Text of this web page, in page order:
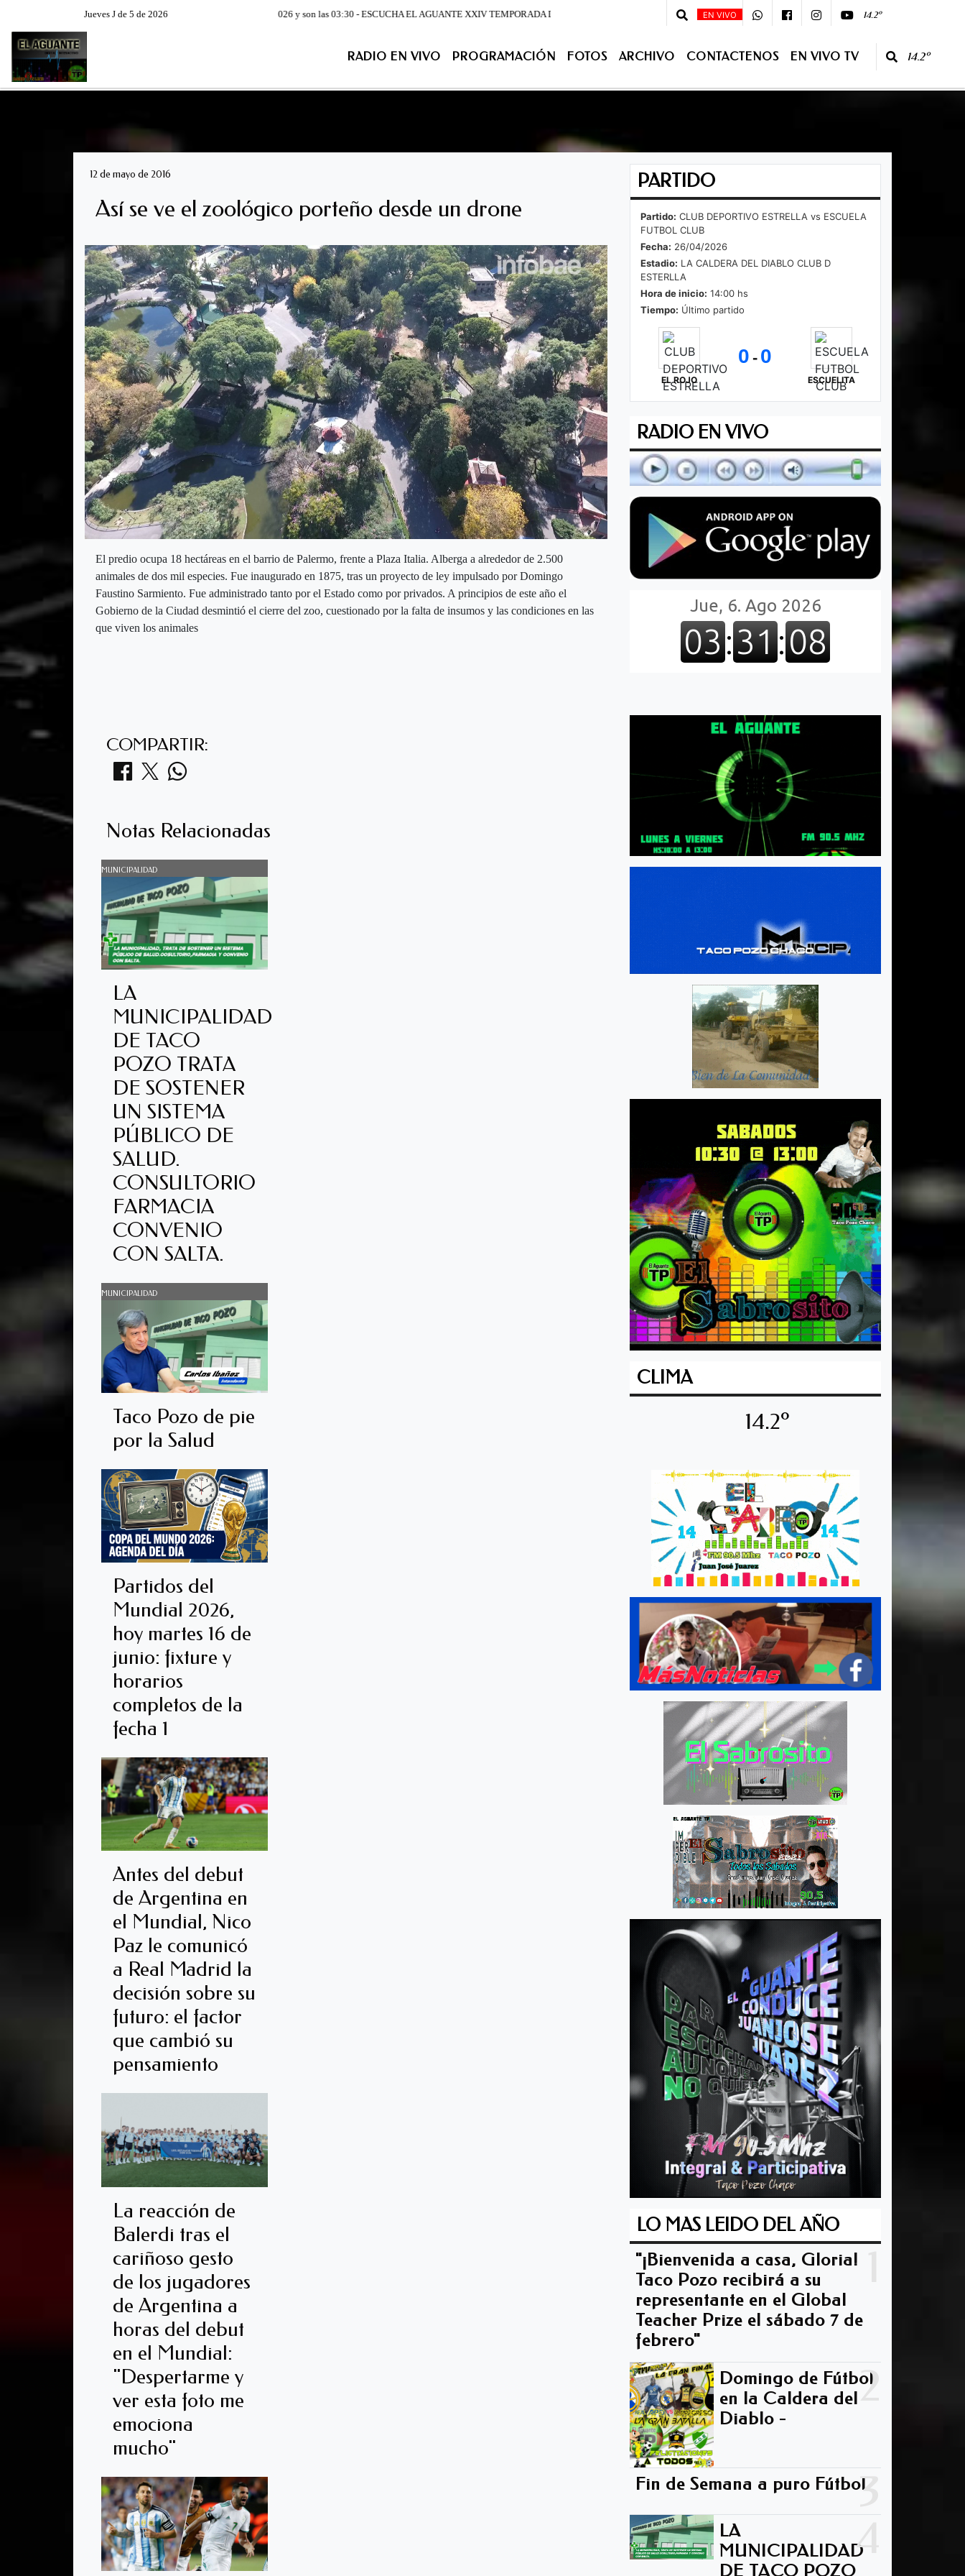
Jueves J de 5 de 2026
Hoy es Jueves 6 de Agosto de 2026 y son las 03:30 - ESCUCHA EL AGUANTE XXIV TEMPORADA DE LUNES A VIERNES DESDE LA 07:00 - 08 :00 - Primera Edición - 10:00 - 13:00 Segunda Edición -
EN VIVO 14.2º
PROGRAMACIÓN FOTOS ARCHIVO CONTACTENOS EN VIVO TV
RADIO EN VIVO PROGRAMACIÓN FOTOS ARCHIVO CONTACTENOS EN VIVO TV 14.2º
12 de mayo de 2016
Así se ve el zoológico porteño desde un drone
El predio ocupa 18 hectáreas en el barrio de Palermo, frente a Plaza Italia. Alberga a alrededor de 2.500
animales de dos mil especies. Fue inaugurado en 1875, tras un proyecto de ley impulsado por Domingo
Faustino Sarmiento. Fue administrado tanto por el Estado como por privados. A principios de este año el
Gobierno de la Ciudad desmintió el cierre del zoo, cuestionado por la falta de insumos y las condiciones en las
que viven los animales
COMPARTIR:
Notas Relacionadas
MUNICIPALIDAD
LA
MUNICIPALIDAD
DE TACO
POZO TRATA
DE SOSTENER
UN SISTEMA
PÚBLICO DE
SALUD.
CONSULTORIO
FARMACIA
CONVENIO
CON SALTA.
MUNICIPALIDAD
Taco Pozo de pie
por la Salud
Partidos del
Mundial 2026,
hoy martes 16 de
junio: fixture y
horarios
completos de la
fecha 1
Antes del debut
de Argentina en
el Mundial, Nico
Paz le comunicó
a Real Madrid la
decisión sobre su
futuro: el factor
que cambió su
pensamiento
La reacción de
Balerdi tras el
cariñoso gesto
de los jugadores
de Argentina a
horas del debut
en el Mundial:
"Despertarme y
ver esta foto me
emociona
mucho"
PARTIDO
Partido: CLUB DEPORTIVO ESTRELLA vs ESCUELA
FUTBOL CLUB
Fecha: 26/04/2026
Estadio: LA CALDERA DEL DIABLO CLUB D
ESTERLLA
Hora de inicio: 14:00 hs
Tiempo: Último partido
EL ROJO
0 - 0
ESCUELITA
RADIO EN VIVO
CLIMA
14.2º
LO MAS LEIDO DEL AÑO
"¡Bienvenida a casa, Gloria!
Taco Pozo recibirá a su
representante en el Global
Teacher Prize el sábado 7 de
febrero"
2
Domingo de Fútbol
en la Caldera del
Diablo -
3
Fin de Semana a puro Fútbol
4
LA
MUNICIPALIDAD
DE TACO POZO